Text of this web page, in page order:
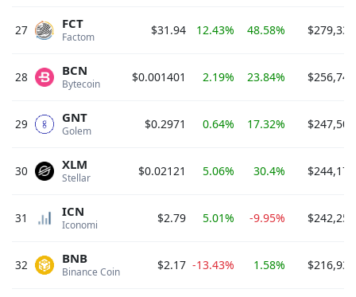
27 Factom
FCT $31.94 12.43% 48.58%
28 Bytecoin
BCN $0.001401 2.19% 23.84%
29 Golem
GNT $0.2971 0.64% 17.32%
30 Stellar
XLM $0.02121 5.06% 30.4%
31 Iconomi
ICN $2.79 5.01% -9.95%
32 Binance Coin
BNB $2.17 -13.43% 1.58%